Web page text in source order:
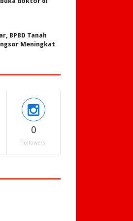
BPBD Tanah
Meningkat
0
Followers